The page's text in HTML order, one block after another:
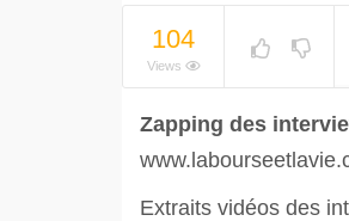
104
Views
Zapping des
Extraits vidéos des